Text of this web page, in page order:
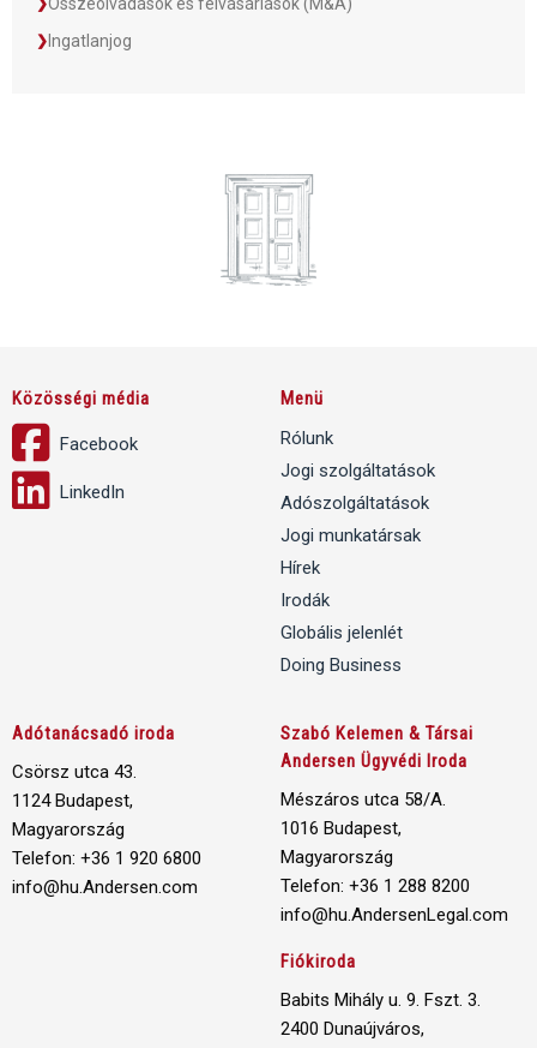
Ingatlanjog
Közösségi média
Facebook
LinkedIn
Menü
Rólunk
Jogi szolgáltatások
Adószolgáltatások
Jogi munkatársak
Hírek
Irodák
Globális jelenlét
Doing Business
Adótanácsadó iroda
Csörsz utca 43.
1124 Budapest,
Magyarország
Telefon: +36 1 920 6800
info@hu.Andersen.com
Szabó Kelemen & Társai
Andersen Ügyvédi Iroda
Mészáros utca 58/A.
1016 Budapest,
Magyarország
Telefon: +36 1 288 8200
info@hu.AndersenLegal.com
Fiókiroda
Babits Mihály u. 9. Fszt. 3.
2400 Dunaújváros,